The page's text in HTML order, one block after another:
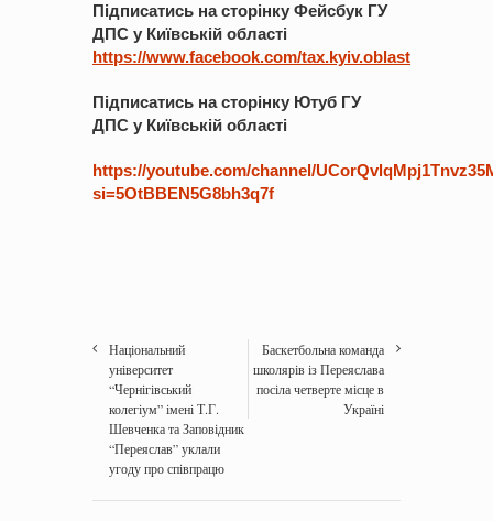
Підписатись на сторінку Фейсбук ГУ
ДПС у Київській області
https://www.facebook.com/tax.kyiv.oblast
Підписатись на сторінку Ютуб ГУ
ДПС у Київській області
https://youtube.com/channel/
si=5OtBBEN5G8bh3q7f
Національний
університет
“Чернігівський
колегіум” імені Т.Г.
Шевченка та Заповідник
“Переяслав” уклали
угоду про співпрацю
Баскетбольна команда
школярів із Переяслава
посіла четверте місце в
Україні